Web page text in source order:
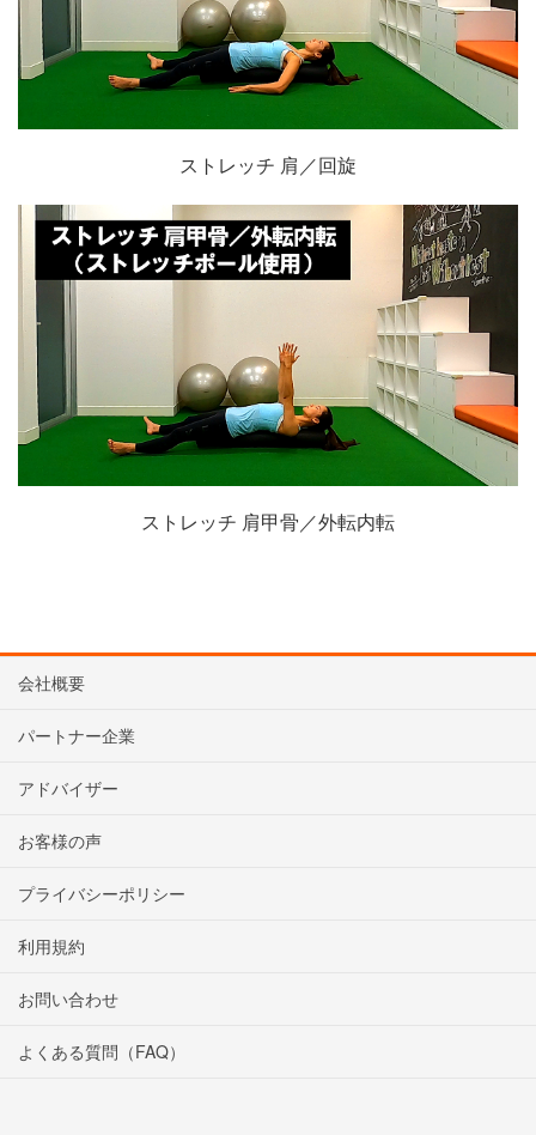
ストレッチ 肩／回旋
ストレッチ 肩甲骨／外転内転
会社概要
パートナー企業
アドバイザー
お客様の声
プライバシーポリシー
利用規約
お問い合わせ
よくある質問（FAQ）